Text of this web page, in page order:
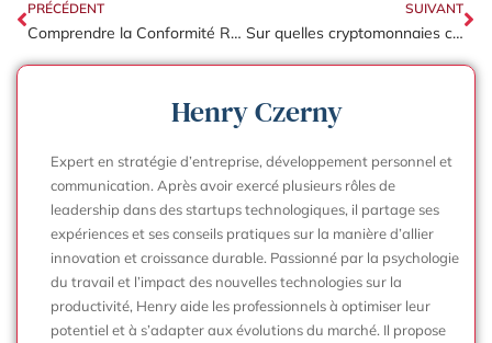
PRÉCÉDENT
Comprendre la Conformité Réglementaire : Un Guide pour les Entreprises
SUIVANT
Sur quelles cryptomonnaies choisir d’investir en 2024 ?
Henry Czerny
Expert en stratégie d’entreprise, développement personnel et
communication. Après avoir exercé plusieurs rôles de
leadership dans des startups technologiques, il partage ses
expériences et ses conseils pratiques sur la manière d’allier
innovation et croissance durable. Passionné par la psychologie
du travail et l’impact des nouvelles technologies sur la
productivité, Henry aide les professionnels à optimiser leur
potentiel et à s’adapter aux évolutions du marché. Il propose